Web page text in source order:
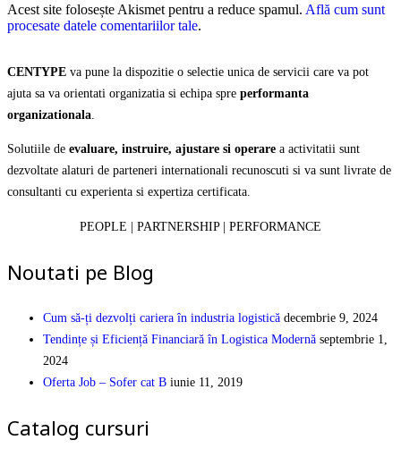
Acest site folosește Akismet pentru a reduce spamul. Află cum sunt
procesate datele comentariilor tale.
CENTYPE va pune la dispozitie o selectie unica de servicii care va pot
ajuta sa va orientati organizatia si echipa spre performanta
organizationala
Solutiile de evaluare, instruire, ajustare si operare a activitatii sunt
dezvoltate alaturi de parteneri internationali recunoscuti si va sunt livrate de
consultanti cu experienta si expertiza certificata.
PEOPLE | PARTNERSHIP | PERFORMANCE
Noutati pe Blog
Cum să-ți dezvolți cariera în industria logistică decembrie 9, 2024
Tendințe și Eficiență Financiară în Logistica Modernă septembrie 1,
2024
Oferta Job – Sofer cat B iunie 11, 2019
Catalog cursuri